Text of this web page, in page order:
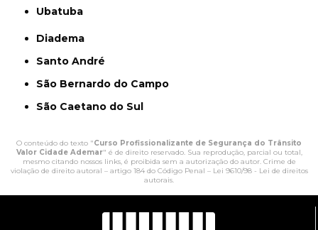
Ubatuba
Diadema
Santo André
São Bernardo do Campo
São Caetano do Sul
O conteúdo do texto "Curso Profissionalizante de Segurança do Trânsito
Valor Cidade Ademar" é de direito reservado. Sua reprodução, parcial ou total,
mesmo citando nossos links, é proibida sem a autorização do autor. Crime de
violação de direito autoral – artigo 184 do Código Penal – Lei 9610/98 - Lei de direitos
autorais.